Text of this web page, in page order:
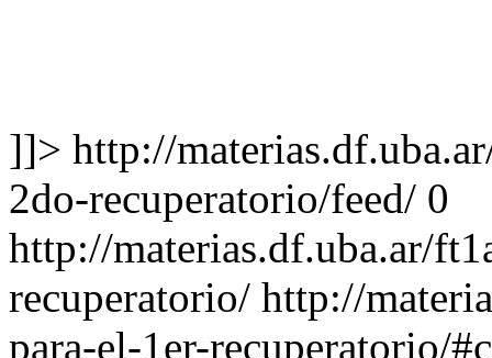
]]> http://
2do-recuperatorio/feed/ 0
http://materias.df.uba.ar/
recuperatorio/ http://
para-el-1er-recuperatorio/